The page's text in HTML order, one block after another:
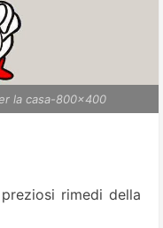
la casa-800x400
rimedi della